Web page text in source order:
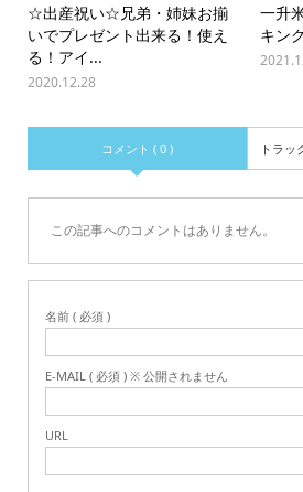
☆出産祝い☆兄弟・姉妹お揃
いでプレゼント出来る！使え
る！アイ...
2020.12.28
一升
キン
コメント ( 0 ) トラッ
この記事へのコメントはありません。
名前 ( 必須 )
E-MAIL ( 必須 ) ※ 公開されません
URL